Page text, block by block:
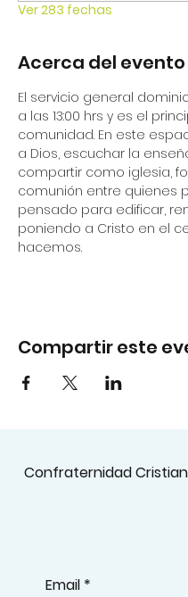
Ver 283 fechas
Acerca del evento
El servicio general
a las 13:00 hrs y es el
comunidad. En este
a Dios, escuchar la
compartir como iglesia,
comunión entre quienes
pensado para edificar,
poniendo a Cristo en el
hacemos.
Compartir este
Confraternidad
Email *